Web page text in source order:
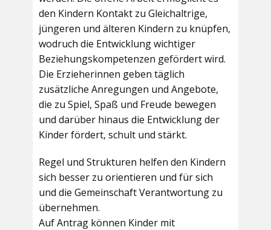
den Kindern Kontakt zu Gleichaltrige,
jüngeren und älteren Kindern zu knüpfen,
wodruch die Entwicklung wichtiger
Beziehungskompetenzen gefördert wird.
Die Erzieherinnen geben täglich
zusätzliche Anregungen und Angebote,
die zu Spiel, Spaß und Freude bewegen
und darüber hinaus die Entwicklung der
Kinder fördert, schult und stärkt.
Regel und Strukturen helfen den Kindern
sich besser zu orientieren und für sich
und die Gemeinschaft Verantwortung zu
übernehmen.
Auf Antrag können Kinder mit